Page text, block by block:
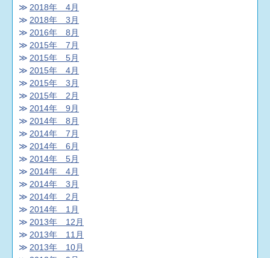
2018年 4月
2018年 3月
2016年 8月
2015年 7月
2015年 5月
2015年 4月
2015年 3月
2015年 2月
2014年 9月
2014年 8月
2014年 7月
2014年 6月
2014年 5月
2014年 4月
2014年 3月
2014年 2月
2014年 1月
2013年 12月
2013年 11月
2013年 10月